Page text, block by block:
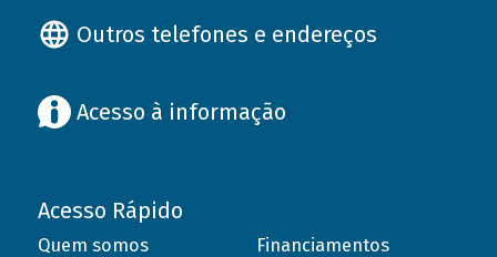
Outros telefones e endereços
Acesso à informação
Acesso Rápido
Quem somos
Financiamentos